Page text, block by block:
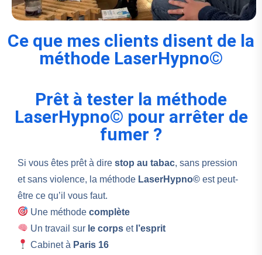
Ce que mes clients disent de la
méthode LaserHypno©
Prêt à tester la méthode
LaserHypno© pour arrêter de
fumer ?
Si vous êtes prêt à dire stop au tabac, sans pression
et sans violence, la méthode LaserHypno© est peut-
être ce qu’il vous faut.
Une méthodecomplète
Un travail sur le corps et l’esprit
Cabinet à Paris 16